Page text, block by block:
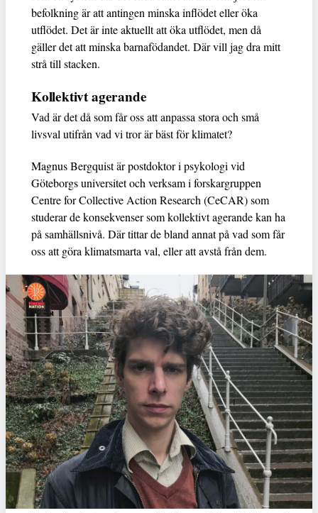
befolkning är att antingen minska inflödet eller öka
utflödet. Det är inte aktuellt att öka utflödet, men då
gäller det att minska barnafödandet. Där vill jag dra mitt
strå till stacken.
Kollektivt agerande
Vad är det då som får oss att anpassa stora och små
livsval utifrån vad vi tror är bäst för klimatet?
Magnus Bergquist är postdoktor i psykologi vid
Göteborgs universitet och verksam i forskargruppen
Centre for Collective Action Research (CeCAR) som
studerar de konsekvenser som kollektivt agerande kan ha
på samhällsnivå. Där tittar de bland annat på vad som får
oss att göra klimatsmarta val, eller att avstå från dem.